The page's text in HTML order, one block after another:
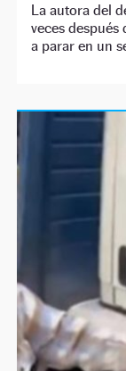
La autora del
veces
a parar en un